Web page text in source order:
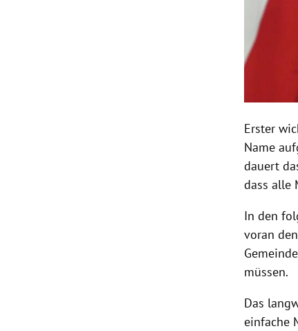
Erster
Name
dauert
dass alle
In den
voran
müssen.
Das
einfache